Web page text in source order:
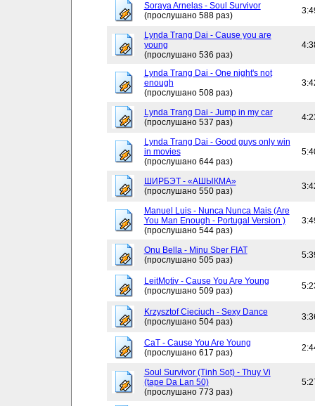
Soraya Arnelas - Soul Survivor
(прослушано 588 раз)
Lynda Trang Dai - Cause you are
young
(прослушано 536 раз)
Lynda Trang Dai - One night's not
enough
(прослушано 508 раз)
Lynda Trang Dai - Jump in my car
(прослушано 537 раз)
Lynda Trang Dai - Good guys only win
in movies
(прослушано 644 раз)
ШИРБЭТ - «АШЫКМА»
(прослушано 550 раз)
Manuel Luis - Nunca Nunca Mais (Are
You Man Enough - Portugal Version )
(прослушано 544 раз)
Onu Bella - Minu Sber FIAT
(прослушано 505 раз)
LeitMotiv - Cause You Are Young
(прослушано 509 раз)
Krzysztof Cieciuch - Sexy Dance
(прослушано 504 раз)
CaT - Cause You Are Young
(прослушано 617 раз)
Soul Survivor (Tinh Sot) - Thuy Vi
(tape Da Lan 50)
(прослушано 773 раз)